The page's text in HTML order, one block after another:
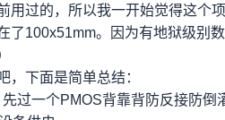
用过的，所以我一开始觉得这个
了100x51mm。因为有地狱级别
，下面是简单总结：
过一个PMOS背靠背防反接防